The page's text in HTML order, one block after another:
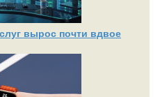
вырос почти вдвое